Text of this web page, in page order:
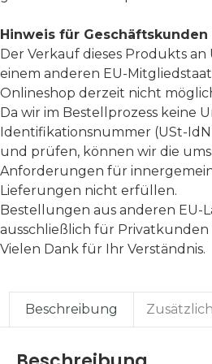
Hinweis für Geschäftskunden
Der Verkauf dieses Produkts
einem anderen EU-
Onlineshop derzeit nicht
Da wir im Bestellprozess keine
Identifikationsnummer (USt-
und prüfen, können wir die
Anforderungen für
Lieferungen nicht erfüllen.
Bestellungen aus anderen EU-
ausschließlich für Privatkunden
Vielen Dank für Ihr Verständnis.
Beschreibung